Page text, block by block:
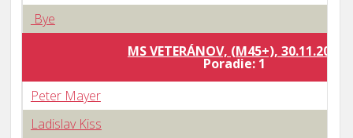
Bye
MS VETERÁNOV, (M45+), 30.11.2019
Poradie: 1
Peter Mayer
Ladislav Kiss